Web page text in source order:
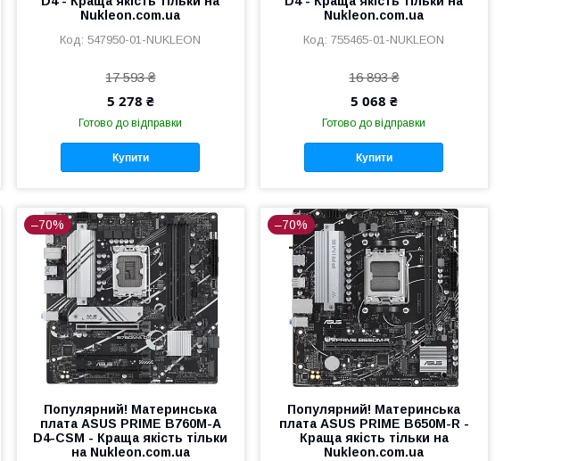
Nukleon.com.ua
547950-01-NUKLEON
17 593 ₴
5 278 ₴
Готово до відправки
Купити
Nukleon.com.ua
755465-01-NUKLEON
16 893 ₴
5 068 ₴
Готово до відправки
Купити
–70%
Популярний! Материнська
плата ASUS PRIME B760M-A
D4-CSM - Краща якість тільки
на Nukleon.com.ua
–70%
Популярний! Материнська
плата ASUS PRIME B650M-R -
Краща якість тільки на
Nukleon.com.ua